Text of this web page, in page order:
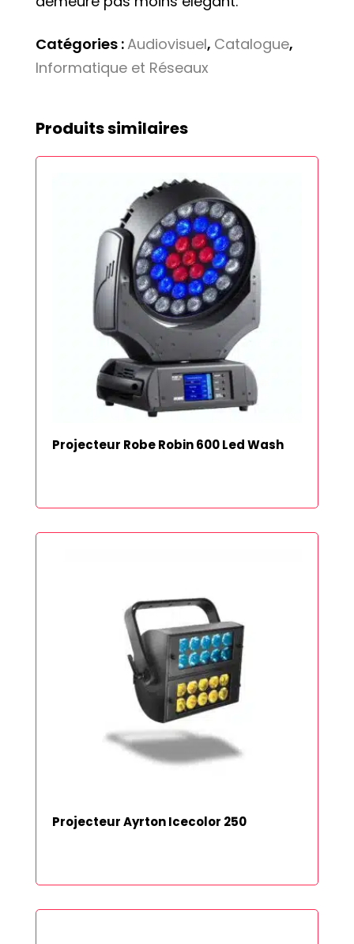
Catégories :Audiovisuel, Catalogue,
Informatique et Réseaux
Produits similaires
Projecteur Robe Robin 600 Led Wash
Projecteur Ayrton Icecolor 250